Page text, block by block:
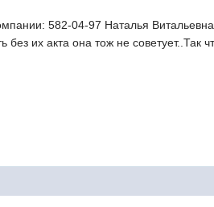
582-04-97 Наталья
без их акта она тож не советует..Так